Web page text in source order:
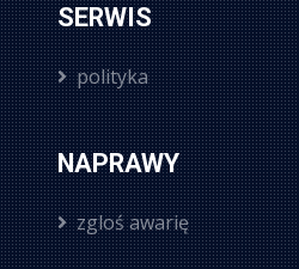
SERWIS
polityka
NAPRAWY
zgloś awarię